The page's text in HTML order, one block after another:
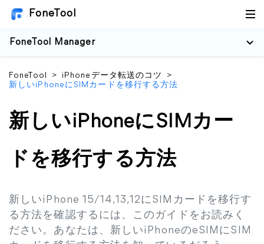
FoneTool
FoneTool Manager
FoneTool > iPhoneデータ転送のコツ
>
新しいiPhoneにSIMカードを移行する方法
新しいiPhoneにSIMカー
ドを移行する方法
新しいiPhone 15/14,13,12にSIMカードを移行す
る方法を確認するには、このガイドをお読みく
ださい。あなたは、新しいiPhoneのeSIMにSIM